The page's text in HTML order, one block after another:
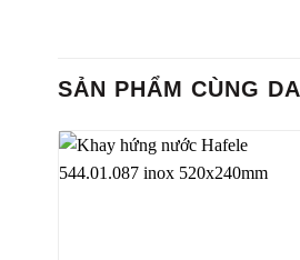
SẢN PHẨM CÙNG